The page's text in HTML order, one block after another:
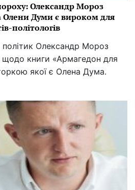
Олександр Мороз
Олени Думи є вироком для
політологів
політик Олександр Мороз
щодо книги «Армагедон для
якої є Олена Дума.